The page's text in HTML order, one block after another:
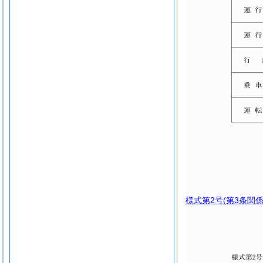
様式第2号(第3条関